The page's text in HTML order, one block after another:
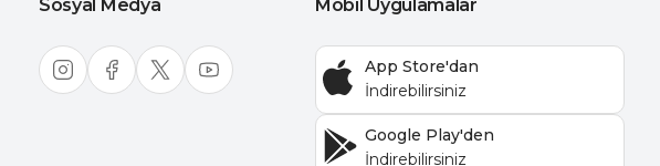
Sosyal Medya Mobil Uygulamalar
App Store'dan
Google Play'den